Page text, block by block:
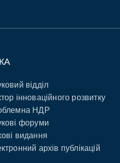
відділ
інноваційного розвитку
НДР
форуми
видання
архів публікацій